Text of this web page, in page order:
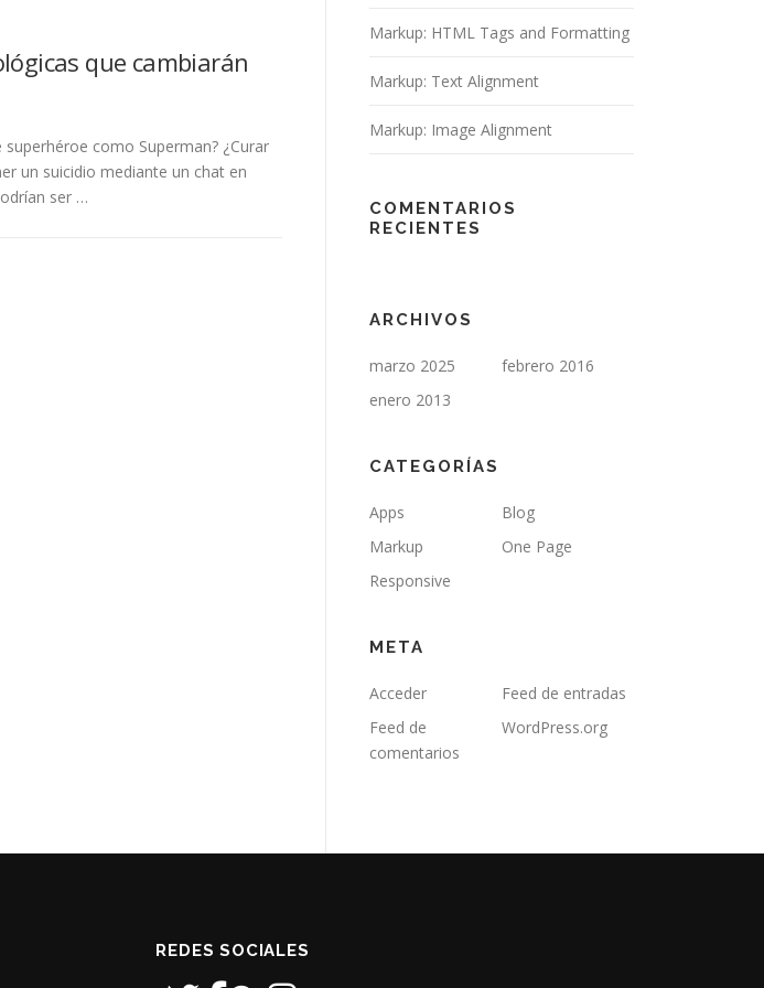
que cambiarán
como Superman? ¿Curar
un suicidio mediante un chat en
ser …
Markup: HTML Tags and Formatting
Markup: Text Alignment
Markup: Image Alignment
COMENTARIOS
RECIENTES
ARCHIVOS
marzo 2025
febrero 2016
enero 2013
CATEGORÍAS
Apps
Blog
Markup
One Page
Responsive
META
Acceder
Feed de entradas
Feed de
comentarios
WordPress.org
REDES SOCIALES